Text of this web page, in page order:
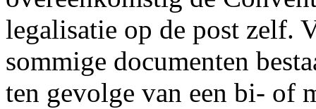
legalisatie op de post zelf.
sommige documenten
ten gevolge van een bi- of